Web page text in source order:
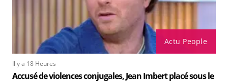
Actu People
Il y a 18 Heures
Accusé de violences conjugales, Jean Imbert placé sous le